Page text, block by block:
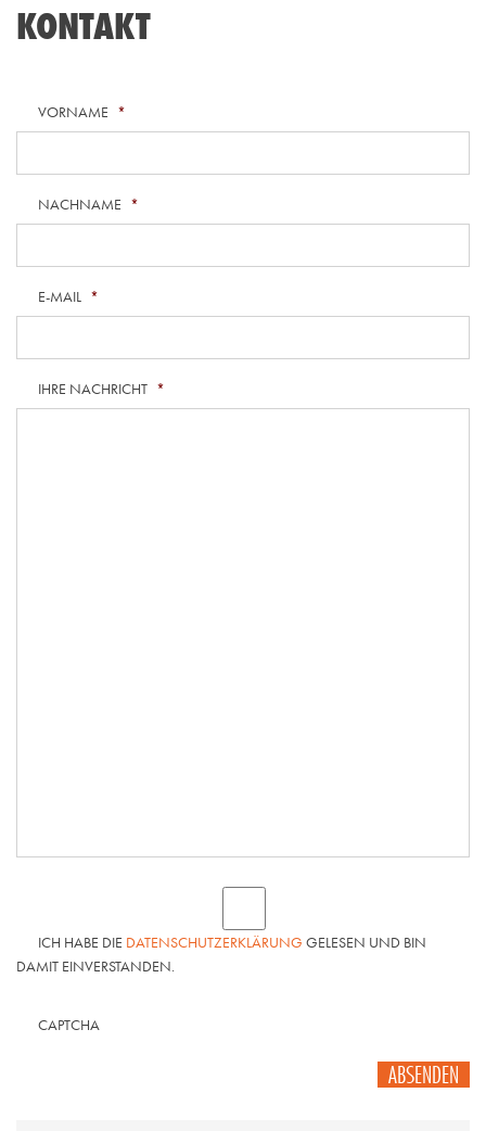
KONTAKT
VORNAME *
NACHNAME *
E-MAIL *
IHRE NACHRICHT *
ICH HABE DIE DATENSCHUTZERKLÄRUNG GELESEN UND BIN
DAMIT EINVERSTANDEN.
CAPTCHA
ABSENDEN